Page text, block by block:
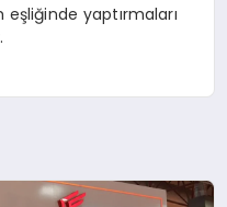
yaptırmaları